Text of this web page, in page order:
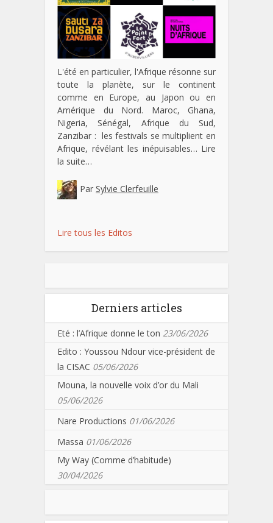
L'été en particulier, l'Afrique résonne sur
toute la planète, sur le continent
comme en Europe, au Japon ou en
Amérique du Nord. Maroc, Ghana,
Nigeria, Sénégal, Afrique du Sud,
Zanzibar : les festivals se multiplient en
Afrique, révélant les inépuisables… Lire
la suite…
Par Sylvie Clerfeuille
Lire tous les Editos
Derniers articles
Eté : l’Afrique donne le ton 23/06/2026
Edito : Youssou Ndour vice-président de
la CISAC 05/06/2026
Mouna, la nouvelle voix d’or du Mali
05/06/2026
Nare Productions 01/06/2026
Massa 01/06/2026
My Way (Comme d’habitude)
30/04/2026